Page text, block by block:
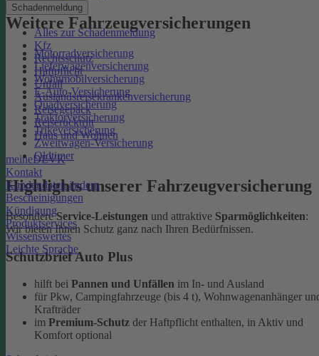
Schadenmeldung
Alles zur Schadenmeldung
Kfz
Rechtsschutz
Haftpflicht
Unfall
Auslandsreisekrankenversicherung
Reisegepäck
Reiserücktritt
Haus und Wohnen
meineDEVK
Kontakt
Kundendaten ändern
Bescheinigungen
Kündigung
Produktservices
Wissenswertes
Leichte Sprache
Weitere Fahrzeugversicherungen
Motorradversicherung
Lieferwagenversicherung
Wohnmobilversicherung
E-Auto-Versicherung
Quadversicherung
Traktorversicherung
Trikeversicherung
Zweitwagen-Versicherung
Oldtimer
Highlights unserer Fahrzeugversicherung
BesondereService-Leistungen und attraktive Sparmöglichkeiten:
Wir bieten Ihnen Schutz ganz nach Ihren Bedürfnissen.
Schutzbrief Auto Plus
hilft bei Pannen und Unfällen im In- und Ausland
für Pkw, Campingfahrzeuge (bis 4 t), Wohnwagenanhänger
Krafträder
im Premium-Schutz der Haftpflicht enthalten, in Aktiv und
Komfort optional